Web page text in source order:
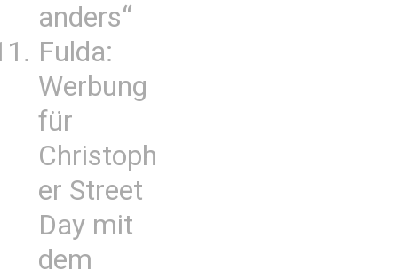
anders“
Fulda:
Werbung
für
Christoph
er Street
Day mit
dem